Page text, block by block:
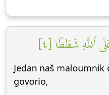
ٱللَّهِ شَطَطٗا [٤]
Jedan naš
govorio,